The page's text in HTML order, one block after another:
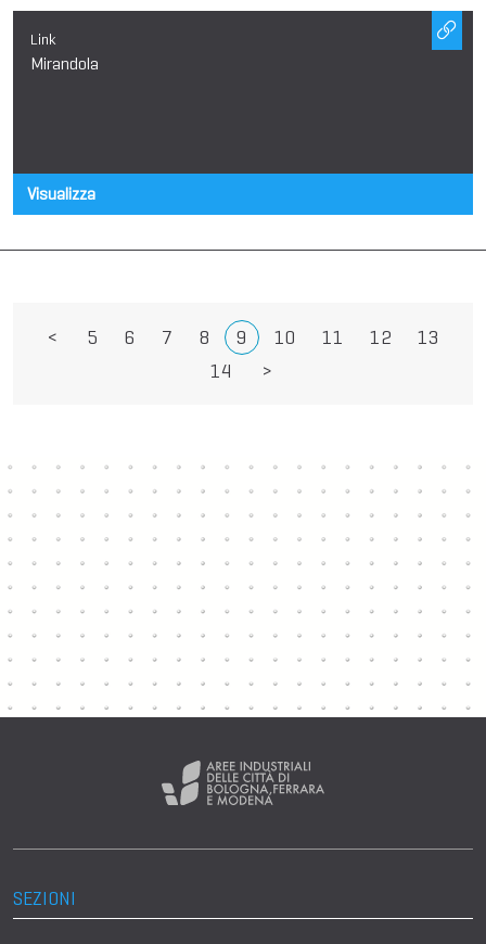
Link
Mirandola
Visualizza
< 5 6 7 8 9 10 11 12
13
14
>
SEZIONI